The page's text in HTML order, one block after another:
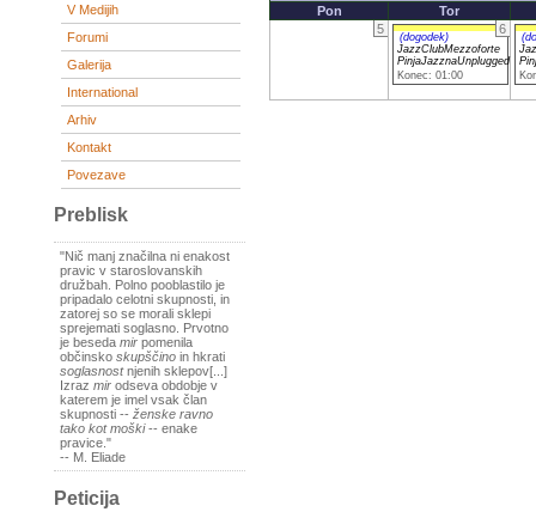
V Medijih
Forumi
Galerija
International
Arhiv
Kontakt
Povezave
Preblisk
"Nič manj značilna ni enakost
pravic v staroslovanskih
družbah. Polno pooblastilo je
pripadalo celotni skupnosti, in
zatorej so se morali sklepi
sprejemati soglasno. Prvotno
je beseda mir pomenila
občinsko skupščino in hkrati
soglasnostnjenih sklepov[...]
Izraz mir odseva obdobje v
katerem je imel vsak član
skupnosti -- ženske ravno
tako kot moški-- enake
pravice."
-- M. Eliade
Peticija
Pon
Tor
5
6
(dogodek)
JazzClubMezzoforte
PinjaJazznaUnplugged
Konec: 01:00